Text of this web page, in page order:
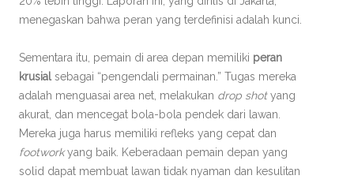
menegaskan bahwa peran yang terdefinisi adalah kunci.
Sementara itu, pemain di area depan memiliki peran
krusial sebagai “pengendali permainan.” Tugas mereka
adalah menguasai area net, melakukan drop shotyang
akurat, dan mencegat bola-bola pendek dari lawan.
Mereka juga harus memiliki refleks yang cepat dan
footworkyang baik. Keberadaan pemain depan yang
solid dapat membuat lawan tidak nyaman dan kesulitan